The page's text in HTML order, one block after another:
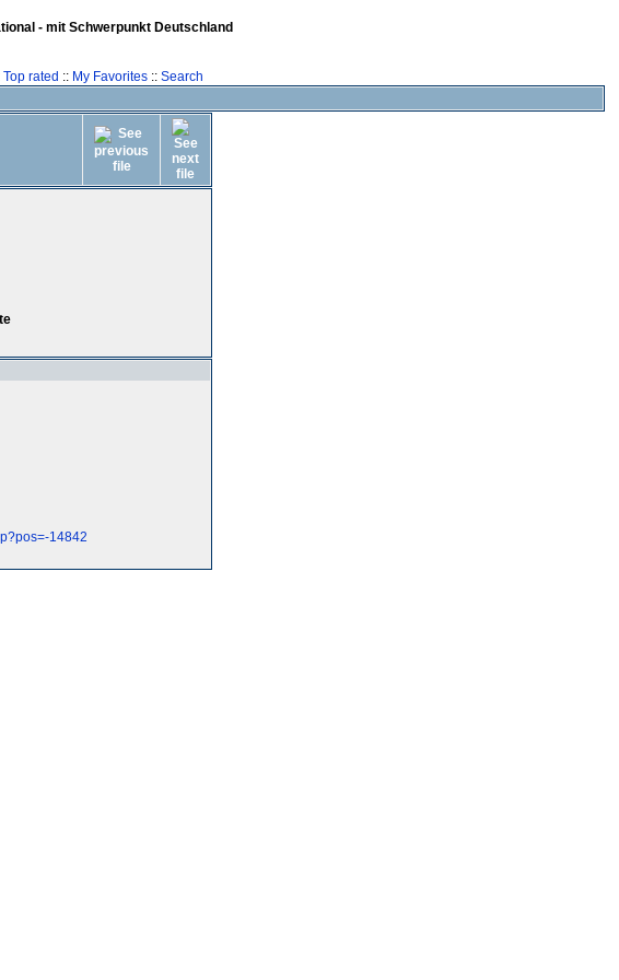
- mit Schwerpunkt Deutschland
Top rated :: My Favorites:: Search
14842